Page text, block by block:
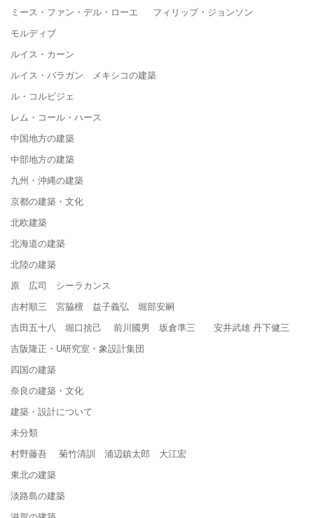
ミース・ファン・デル・ローエ フィリップ・ジョンソン
モルディブ
ルイス・カーン
ルイス・バラガン メキシコの建築
ル・コルビジェ
レム・コール・ハース
中国地方の建築
中部地方の建築
九州・沖縄の建築
京都の建築・文化
北欧建築
北海道の建築
北陸の建築
原 広司 シーラカンス
吉村順三 宮脇檀 益子義弘 堀部安嗣
吉田五十八 堀口捨己 前川國男 坂倉準三 安井武雄 丹下健三
吉阪隆正・U研究室・象設計集団
四国の建築
奈良の建築・文化
建築・設計について
未分類
村野藤吾 菊竹清訓 浦辺鎮太郎 大江宏
東北の建築
淡路島の建築